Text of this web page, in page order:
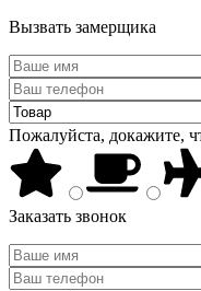
Вызвать замерщика
Пожалуйста, докажите,
Заказать звонок